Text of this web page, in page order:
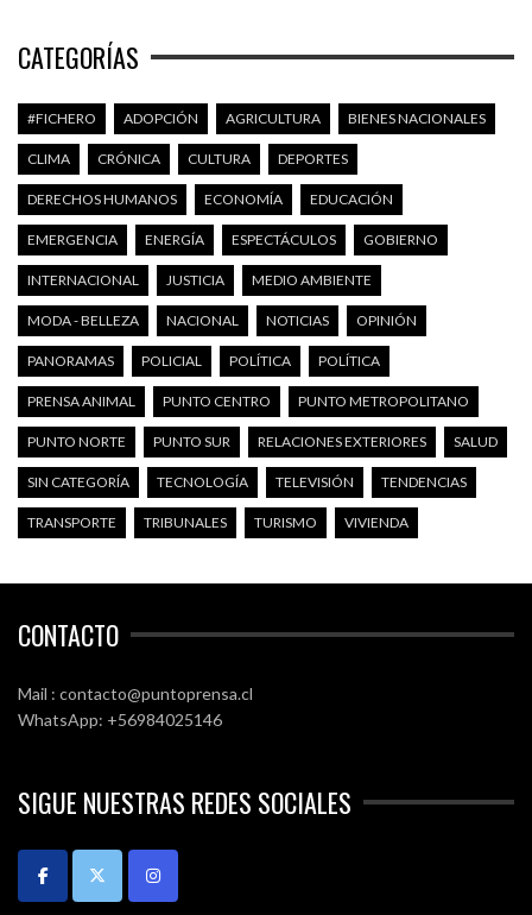
CATEGORÍAS
#FICHERO ADOPCIÓN AGRICULTURA BIENES NACIONALES
CLIMA CRÓNICA CULTURA DEPORTES
DERECHOS HUMANOS ECONOMÍA EDUCACIÓN
EMERGENCIA ENERGÍA ESPECTÁCULOS GOBIERNO
INTERNACIONAL JUSTICIA MEDIO AMBIENTE
MODA - BELLEZA NACIONAL NOTICIAS OPINIÓN
PANORAMAS POLICIAL POLÍTICA POLÍTICA
PRENSA ANIMAL PUNTO CENTRO PUNTO METROPOLITANO
PUNTO NORTE PUNTO SUR RELACIONES EXTERIORES SALUD
SIN CATEGORÍA TECNOLOGÍA TELEVISIÓN TENDENCIAS
TRANSPORTE TRIBUNALES TURISMO VIVIENDA
CONTACTO
Mail : contacto@puntoprensa.cl
WhatsApp: +56984025146
SIGUE NUESTRAS REDES SOCIALES